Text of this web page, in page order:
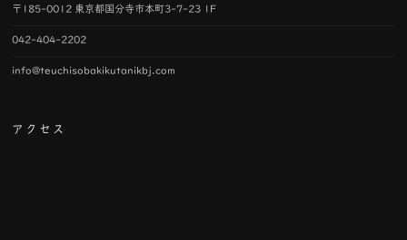
〒185-0012 東京都国分寺市本町3-7-23 1F
042-404-2202
info@teuchisobakikutanikbj.com
アクセス